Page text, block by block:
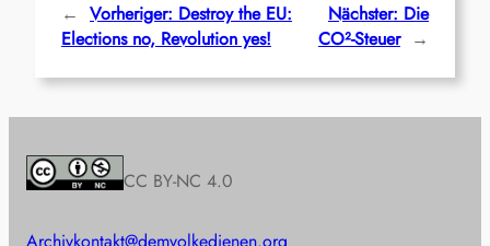
← Vorheriger: Destroy the EU:
Elections no, Revolution yes!
Nächster: Die
CO²-Steuer →
CC BY-NC 4.0